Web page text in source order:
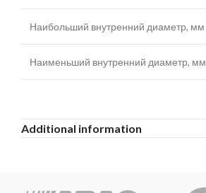
Наибольший внутренний диаметр, мм
Наименьший внутренний диаметр, мм
Additional information